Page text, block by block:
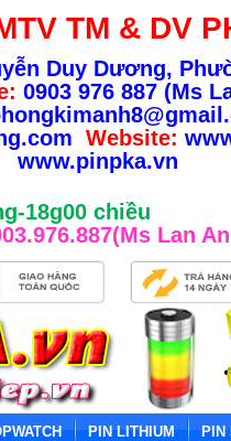
TM & DV
Duy Dương,
0903 976 887 (Ms
Website:
www.pinpka.vn
18g00 chiều
Lan
PIN LITHIUM PIN